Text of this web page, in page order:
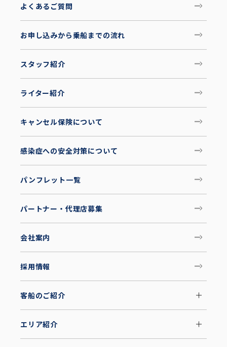
よくあるご質問
お申し込みから乗船までの流れ
スタッフ紹介
ライター紹介
キャンセル保険について
感染症への安全対策について
パンフレット一覧
パートナー・代理店募集
会社案内
採用情報
客船のご紹介
エリア紹介